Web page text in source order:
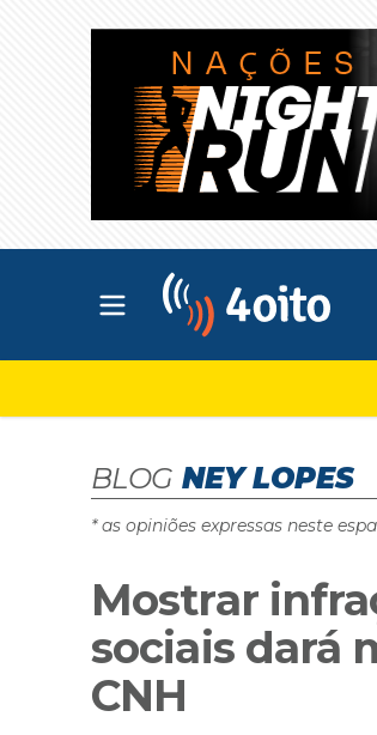
Abrir menu principal
BLOG NEY LOPES
* as opiniões expressas neste
Mostrar
sociais dará
CNH